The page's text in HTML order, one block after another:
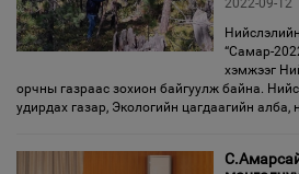
2022-09-12
“Самар-
хэмжээг
орчны газраас зохион байгуулж байна.
удирдах газар, Экологийн цагдаагийн